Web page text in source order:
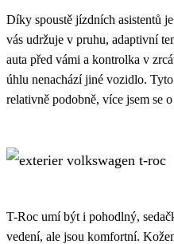
Díky spoustě jízdních asistentů
vás udržuje v pruhu, adaptivní
auta před vámi a kontrolka v
úhlu nenachází jiné vozidlo.
relativně podobně, více jsem se
T-Roc umí být i pohodlný,
vedení, ale jsou komfortní.